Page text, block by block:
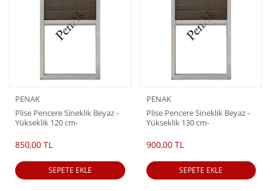
PENAK
Plise Pencere Sineklik Beyaz -
Yükseklik 120 cm-
850,00 TL
SEPETE EKLE
PENAK
Plise Pencere Sineklik Beyaz -
Yükseklik 130 cm-
900,00 TL
SEPETE EKLE